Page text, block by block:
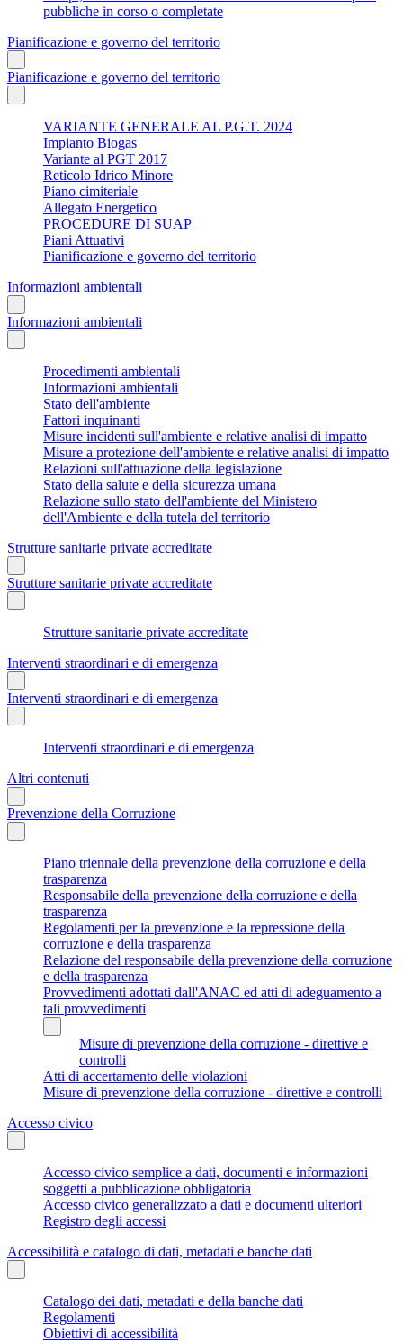
pubbliche in corso o completate
Pianificazione e governo del territorio
Pianificazione e governo del territorio
VARIANTE GENERALE AL P.G.T. 2024
Impianto Biogas
Variante al PGT 2017
Reticolo Idrico Minore
Piano cimiteriale
Allegato Energetico
PROCEDURE DI SUAP
Piani Attuativi
Pianificazione e governo del territorio
Informazioni ambientali
Informazioni ambientali
Procedimenti ambientali
Informazioni ambientali
Stato dell'ambiente
Fattori inquinanti
Misure incidenti sull'ambiente e relative analisi di impatto
Misure a protezione dell'ambiente e relative analisi di impatto
Relazioni sull'attuazione della legislazione
Stato della salute e della sicurezza umana
Relazione sullo stato dell'ambiente del Ministero
dell'Ambiente e della tutela del territorio
Strutture sanitarie private accreditate
Strutture sanitarie private accreditate
Strutture sanitarie private accreditate
Interventi straordinari e di emergenza
Interventi straordinari e di emergenza
Interventi straordinari e di emergenza
Altri contenuti
Prevenzione della Corruzione
Piano triennale della prevenzione della corruzione e della
trasparenza
Responsabile della prevenzione della corruzione e della
trasparenza
Regolamenti per la prevenzione e la repressione della
corruzione e della trasparenza
Relazione del responsabile della prevenzione della corruzione
e della trasparenza
Provvedimenti adottati dall'ANAC ed atti di adeguamento a
tali provvedimenti
Misure di prevenzione della corruzione - direttive e
controlli
Atti di accertamento delle violazioni
Misure di prevenzione della corruzione - direttive e controlli
Accesso civico
Accesso civico semplice a dati, documenti e informazioni
soggetti a pubblicazione obbligatoria
Accesso civico generalizzato a dati e documenti ulteriori
Registro degli accessi
Accessibilità e catalogo di dati, metadati e banche dati
Catalogo dei dati, metadati e della banche dati
Regolamenti
Obiettivi di accessibilità